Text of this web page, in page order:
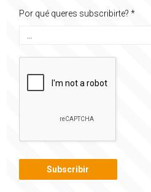
Por qué queres subscribirte? *